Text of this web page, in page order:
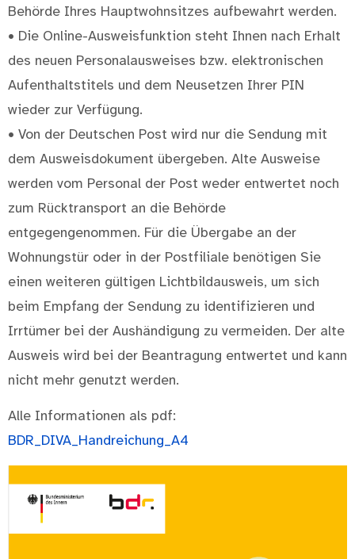
Behörde Ihres Hauptwohnsitzes aufbewahrt werden.
• Die Online-Ausweisfunktion steht Ihnen nach Erhalt
des neuen Personalausweises bzw. elektronischen
Aufenthaltstitels und dem Neusetzen Ihrer PIN
wieder zur Verfügung.
• Von der Deutschen Post wird nur die Sendung mit
dem Ausweisdokument übergeben. Alte Ausweise
werden vom Personal der Post weder entwertet noch
zum Rücktransport an die Behörde
entgegengenommen. Für die Übergabe an der
Wohnungstür oder in der Postfiliale benötigen Sie
einen weiteren gültigen Lichtbildausweis, um sich
beim Empfang der Sendung zu identifizieren und
Irrtümer bei der Aushändigung zu vermeiden. Der alte
Ausweis wird bei der Beantragung entwertet und kann
nicht mehr genutzt werden.
Alle Informationen als pdf:
BDR_DIVA_Handreichung_A4